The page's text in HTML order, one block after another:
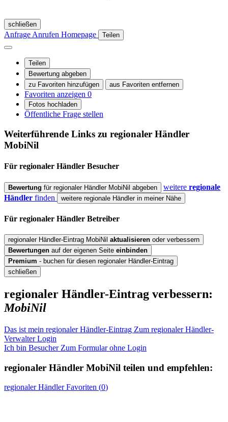
schließen
Anfrage Anrufen Homepage Teilen
Teilen
Bewertung abgeben
zu Favoriten hinzufügen
aus Favoriten entfernen
Favoriten anzeigen 0
Fotos hochladen
Öffentliche Frage stellen
Weiterführende Links zu regionaler Händler
MobiNil
Für regionaler Händler Besucher
Bewertung für regionaler Händler MobiNil abgeben weitere regionale
Händler finden weitere regionale Händler in meiner Nähe
Für regionaler Händler Betreiber
regionaler Händler-Eintrag MobiNil aktualisieren oder verbessern
Bewertungen auf der eigenen Seite einbinden
Premium - buchen für diesen regionaler Händler-Eintrag
schließen
regionaler Händler-Eintrag verbessern:
MobiNil
Das ist mein regionaler Händler-Eintrag Zum regionaler Händler-
Verwalter Login
Ich bin Besucher Zum Formular ohne Login
regionaler Händler MobiNil teilen und empfehlen:
regionaler HändlerFavoriten (0)